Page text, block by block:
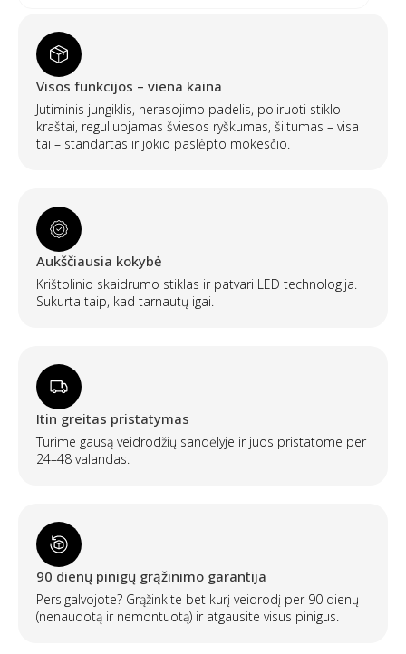
Visos funkcijos – viena kaina
Jutiminis jungiklis, nerasojimo padelis, poliruoti stiklo
kraštai, reguliuojamas šviesos ryškumas, šiltumas – visa
tai – standartas ir jokio paslėpto mokesčio.
Aukščiausia kokybė
Krištolinio skaidrumo stiklas ir patvari LED technologija.
Sukurta taip, kad tarnautų igai.
Itin greitas pristatymas
Turime gausą veidrodžių sandėlyje ir juos pristatome per
24–48 valandas.
90 dienų pinigų grąžinimo garantija
Persigalvojote? Grąžinkite bet kurį veidrodį per 90 dienų
(nenaudotą ir nemontuotą) ir atgausite visus pinigus.